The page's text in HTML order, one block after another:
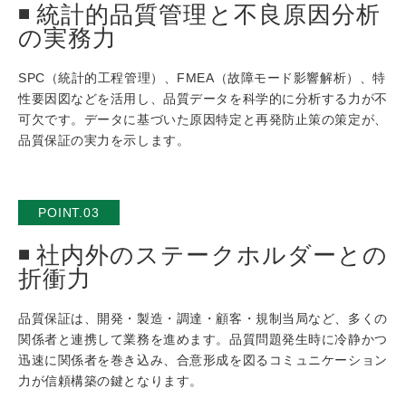
統計的品質管理と不良原因分析
の実務力
SPC（統計的工程管理）、FMEA（故障モード影響解析）、特
性要因図などを活用し、品質データを科学的に分析する力が不
可欠です。データに基づいた原因特定と再発防止策の策定が、
品質保証の実力を示します。
POINT.03
社内外のステークホルダーとの
折衝力
品質保証は、開発・製造・調達・顧客・規制当局など、多くの
関係者と連携して業務を進めます。品質問題発生時に冷静かつ
迅速に関係者を巻き込み、合意形成を図るコミュニケーション
力が信頼構築の鍵となります。